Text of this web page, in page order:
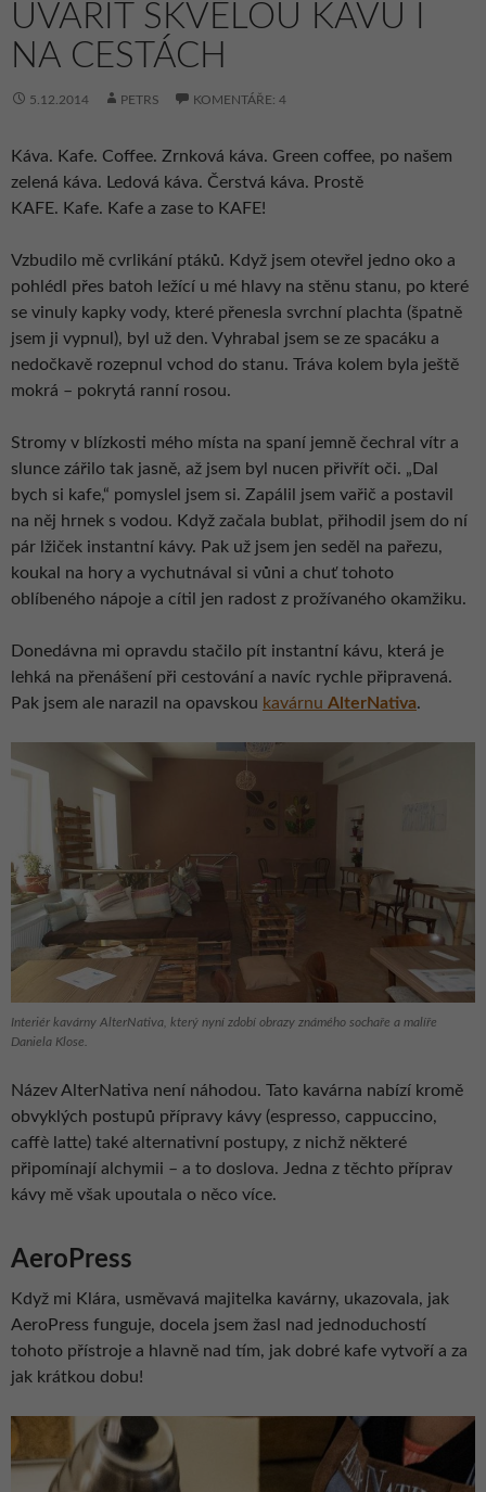
UVAŘIT SKVĚLOU KÁVU I
NA CESTÁCH
5.12.2014 PETRS KOMENTÁŘE: 4
Káva. Kafe. Coffee. Zrnková káva. Green coffee, po našem
zelená káva. Ledová káva. Čerstvá káva. Prostě
KAFE. Kafe. Kafe a zase to KAFE!
Vzbudilo mě cvrlikání ptáků. Když jsem otevřel jedno oko a
pohlédl přes batoh ležící u mé hlavy na stěnu stanu, po které
se vinuly kapky vody, které přenesla svrchní plachta (špatně
jsem ji vypnul), byl už den. Vyhrabal jsem se ze spacáku a
nedočkavě rozepnul vchod do stanu. Tráva kolem byla ještě
mokrá – pokrytá ranní rosou.
Stromy v blízkosti mého místa na spaní jemně čechral vítr a
slunce zářilo tak jasně, až jsem byl nucen přivřít oči. „Dal
bych si kafe,“ pomyslel jsem si. Zapálil jsem vařič a postavil
na něj hrnek s vodou. Když začala bublat, přihodil jsem do ní
pár lžiček instantní kávy. Pak už jsem jen seděl na pařezu,
koukal na hory a vychutnával si vůni a chuť tohoto
oblíbeného nápoje a cítil jen radost z prožívaného okamžiku.
Donedávna mi opravdu stačilo pít instantní kávu, která je
lehká na přenášení při cestování a navíc rychle připravená.
Pak jsem ale narazil na opavskou kavárnu AlterNativa.
Interiér kavárny AlterNativa, který nyní zdobí obrazy známého sochaře a malíře
Daniela Klose.
Název AlterNativa není náhodou. Tato kavárna nabízí kromě
obvyklých postupů přípravy kávy (espresso, cappuccino,
caffè latte) také alternativní postupy, z nichž některé
připomínají alchymii – a to doslova. Jedna z těchto příprav
kávy mě však upoutala o něco více.
AeroPress
Když mi Klára, usměvavá majitelka kavárny, ukazovala, jak
AeroPress funguje, docela jsem žasl nad jednoduchostí
tohoto přístroje a hlavně nad tím, jak dobré kafe vytvoří a za
jak krátkou dobu!